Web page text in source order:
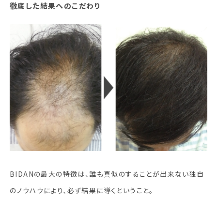
徹底した結果へのこだわり
BIDANの最大の特徴は、誰も真似のすることが出来ない独自
のノウハウにより、必ず結果に導くということ。